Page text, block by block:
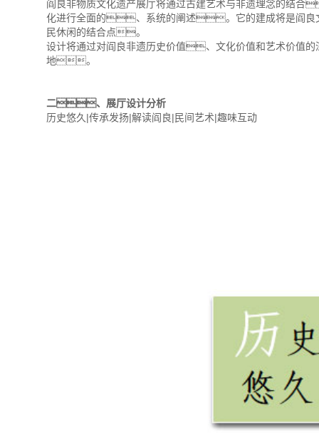
阎良非物质文化遗产展厅将通过古建艺术与非遗理念的
化进行全面的、系统的阐述。它的建成将是阎
民休闲的结合点。
设计将通过对阎良非遗历史价值、文化价值和艺术价值
地。
二、展厅设计分析
历史悠久|传承发扬|解读阎良|民间艺术|趣味互动